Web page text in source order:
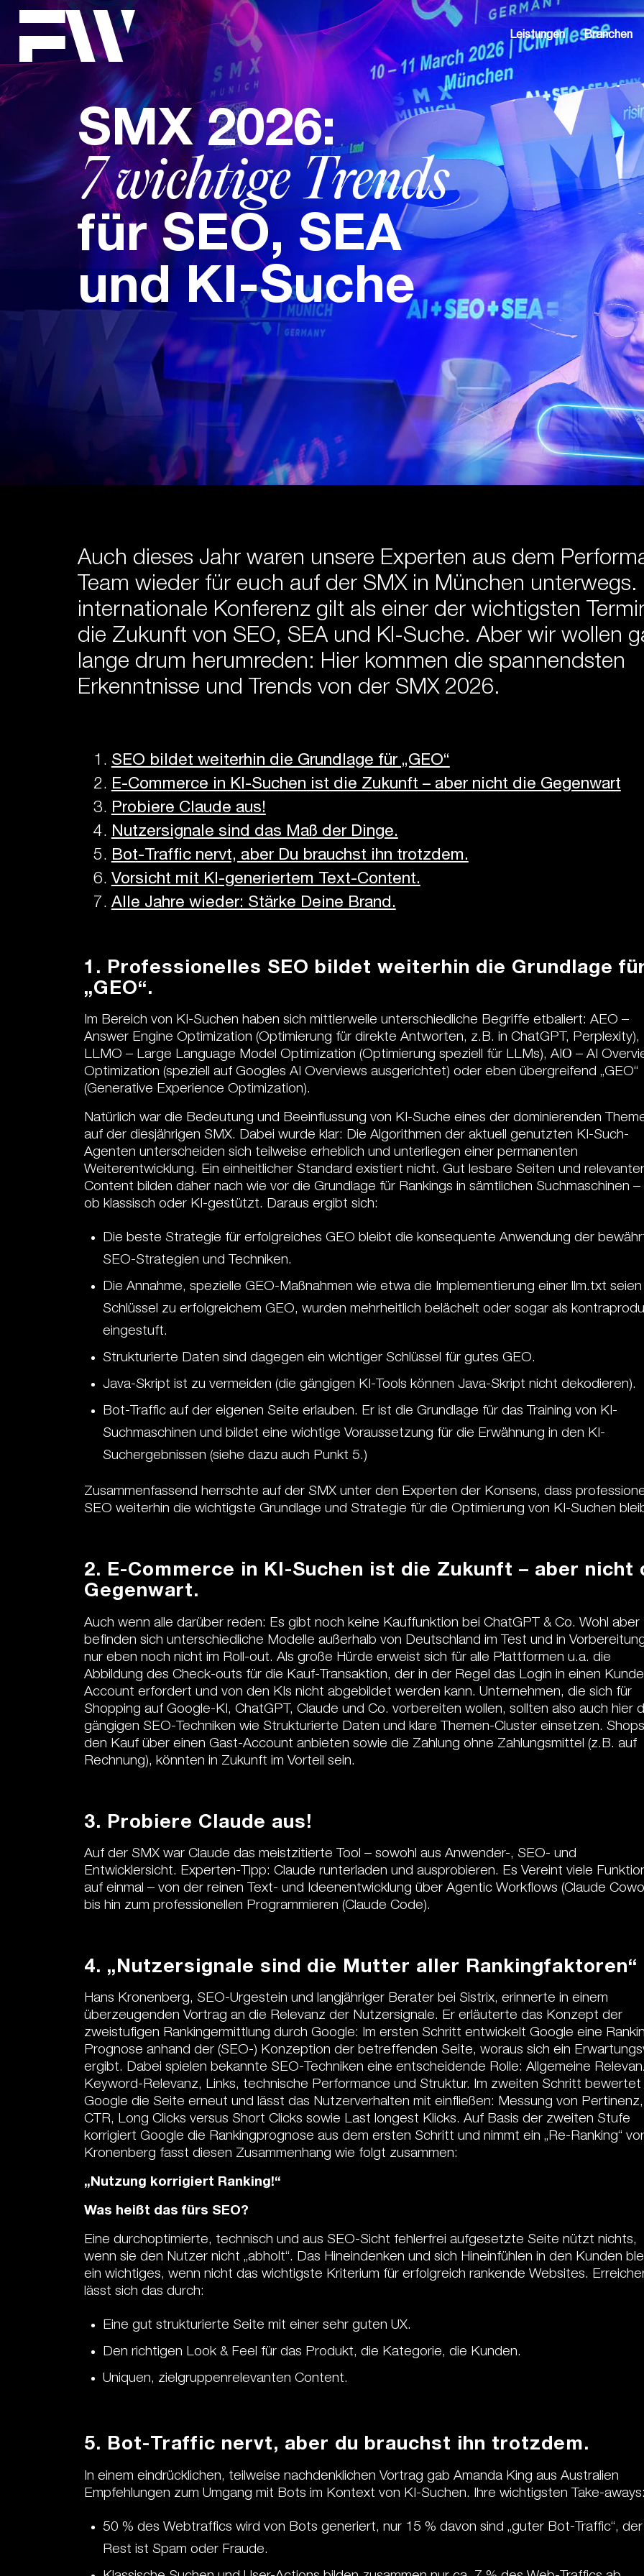
Leistungen Branchen
SMX 2026:
7 wichtige Trends
für SEO, SEA
und KI-Suche
Auch dieses Jahr waren unsere Experten aus dem
Team wieder für euch auf der SMX in München unterwegs.
internationale Konferenz gilt als einer der wichtigsten
die Zukunft von SEO, SEA und KI-Suche. Aber wir wollen
lange drum herumreden: Hier kommen die spannendsten
Erkenntnisse und Trends von der SMX 2026.
SEO bildet weiterhin die Grundlage für „GEO“
E-Commerce in KI-Suchen ist die Zukunft – aber nicht die Gegenwart
Probiere Claude aus!
Nutzersignale sind das Maß der Dinge.
Bot-Traffic nervt, aber Du brauchst ihn trotzdem.
Vorsicht mit KI-generiertem Text-Content.
Alle Jahre wieder: Stärke Deine Brand.
1. Professionelles SEO bildet weiterhin die Grundlage
„GEO“.
Im Bereich von KI-Suchen haben sich mittlerweile unterschiedliche Begriffe etbaliert: AEO –
Answer Engine Optimization (Optimierung für direkte Antworten, z.B. in ChatGPT, Perplexity),
LLMO – Large Language Model Optimization (Optimierung speziell für LLMs), AIО – AI
Optimization (speziell auf Googles AI Overviews ausgerichtet) oder eben übergreifend „GEO“
(Generative Experience Optimization).
Natürlich war die Bedeutung und Beeinflussung von KI-Suche eines der dominierenden
auf der diesjährigen SMX. Dabei wurde klar: Die Algorithmen der aktuell genutzten KI-Such-
Agenten unterscheiden sich teilweise erheblich und unterliegen einer permanenten
Weiterentwicklung. Ein einheitlicher Standard existiert nicht. Gut lesbare Seiten und relevanter
Content bilden daher nach wie vor die Grundlage für Rankings in sämtlichen Suchmaschinen –
ob klassisch oder KI-gestützt. Daraus ergibt sich:
Die beste Strategie für erfolgreiches GEO bleibt die konsequente Anwendung der
SEO-Strategien und Techniken.
Die Annahme, spezielle GEO-Maßnahmen wie etwa die Implementierung einer llm.txt
Schlüssel zu erfolgreichem GEO, wurden mehrheitlich belächelt oder sogar als
eingestuft.
Strukturierte Daten sind dagegen ein wichtiger Schlüssel für gutes GEO.
Java-Skript ist zu vermeiden (die gängigen KI-Tools können Java-Skript nicht dekodieren).
Bot-Traffic auf der eigenen Seite erlauben. Er ist die Grundlage für das Training von KI-
Suchmaschinen und bildet eine wichtige Voraussetzung für die Erwähnung in den KI-
Suchergebnissen (siehe dazu auch Punkt 5.)
Zusammenfassend herrschte auf der SMX unter den Experten der Konsens, dass
SEO weiterhin die wichtigste Grundlage und Strategie für die Optimierung von KI-Suchen
2. E-Commerce in KI-Suchen ist die Zukunft – aber nicht
Gegenwart.
Auch wenn alle darüber reden: Es gibt noch keine Kauffunktion bei ChatGPT & Co. Wohl aber
befinden sich unterschiedliche Modelle außerhalb von Deutschland im Test und in
nur eben noch nicht im Roll-out. Als große Hürde erweist sich für alle Plattformen u.a. die
Abbildung des Check-outs für die Kauf-Transaktion, der in der Regel das Login in einen
Account erfordert und von den KIs nicht abgebildet werden kann. Unternehmen, die sich für
Shopping auf Google-KI, ChatGPT, Claude und Co. vorbereiten wollen, sollten also auch hier
gängigen SEO-Techniken wie Strukturierte Daten und klare Themen-Cluster einsetzen.
den Kauf über einen Gast-Account anbieten sowie die Zahlung ohne Zahlungsmittel (z.B. auf
Rechnung), könnten in Zukunft im Vorteil sein.
3. Probiere Claude aus!
Auf der SMX war Claude das meistzitierte Tool – sowohl aus Anwender-, SEO- und
Entwicklersicht. Experten-Tipp: Claude runterladen und ausprobieren. Es Vereint viele
auf einmal – von der reinen Text- und Ideenentwicklung über Agentic Workflows (Claude
bis hin zum professionellen Programmieren (Claude Code).
4. „Nutzersignale sind die Mutter aller Rankingfaktoren“
Hans Kronenberg, SEO-Urgestein und langjähriger Berater bei Sistrix, erinnerte in einem
überzeugenden Vortrag an die Relevanz der Nutzersignale. Er erläuterte das Konzept der
zweistufigen Rankingermittlung durch Google: Im ersten Schritt entwickelt Google eine
Prognose anhand der (SEO-) Konzeption der betreffenden Seite, woraus sich ein
ergibt. Dabei spielen bekannte SEO-Techniken eine entscheidende Rolle: Allgemeine
Keyword-Relevanz, Links, technische Performance und Struktur. Im zweiten Schritt bewertet
Google die Seite erneut und lässt das Nutzerverhalten mit einfließen: Messung von Pertinenz,
CTR, Long Clicks versus Short Clicks sowie Last longest Klicks. Auf Basis der zweiten Stufe
korrigiert Google die Rankingprognose aus dem ersten Schritt und nimmt ein „Re-Ranking“
Kronenberg fasst diesen Zusammenhang wie folgt zusammen:
„Nutzung korrigiert Ranking!“
Was heißt das fürs SEO?
Eine durchoptimierte, technisch und aus SEO-Sicht fehlerfrei aufgesetzte Seite nützt nichts,
wenn sie den Nutzer nicht „abholt“. Das Hineindenken und sich Hineinfühlen in den Kunden
ein wichtiges, wenn nicht das wichtigste Kriterium für erfolgreich rankende Websites.
lässt sich das durch:
Eine gut strukturierte Seite mit einer sehr guten UX.
Den richtigen Look & Feel für das Produkt, die Kategorie, die Kunden.
Uniquen, zielgruppenrelevanten Content.
5. Bot-Traffic nervt, aber du brauchst ihn trotzdem.
In einem eindrücklichen, teilweise nachdenklichen Vortrag gab Amanda King aus Australien
Empfehlungen zum Umgang mit Bots im Kontext von KI-Suchen. Ihre wichtigsten Take-aways:
50 % des Webtraffics wird von Bots generiert, nur 15 % davon sind „guter Bot-Traffic“, der
Rest ist Spam oder Fraude.